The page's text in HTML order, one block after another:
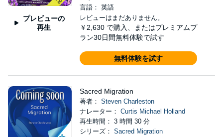
プレビューの
再生
言語： 英語
レビューはまだありません。
￥2,630 で購入、またはプレミアムプ
ラン30日間無料体験で試す
無料体験を試す
Sacred Migration
著者： Steven Charleston
ナレーター： Curtis Michael Holland
再生時間： 3 時間 30 分
シリーズ： Sacred Migration